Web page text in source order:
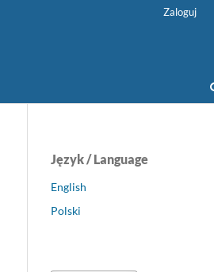
Zaloguj
Język / Language
English
Polski